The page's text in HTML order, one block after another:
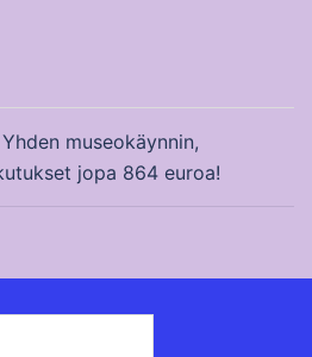
museokäynnin,
jopa 864 euroa!